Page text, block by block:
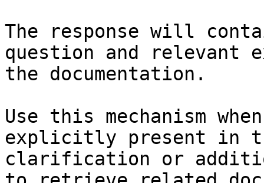
The response will
question and relevant
the documentation.
Use this mechanism
explicitly present in
clarification or